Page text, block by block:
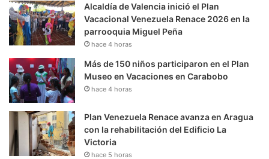
Alcaldía de Valencia inició el Plan
Vacacional Venezuela Renace 2026 en la
parrooquia Miguel Peña
hace 4 horas
Más de 150 niños participaron en el Plan
Museo en Vacaciones en Carabobo
hace 4 horas
Plan Venezuela Renace avanza en Aragua
con la rehabilitación del Edificio La
Victoria
hace 5 horas